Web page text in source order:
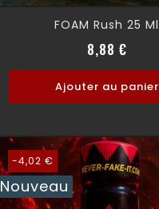
FOAM Rush 25 Ml
8,88 €Prix
Prix
Ajouter au panier
-4,02 €
Nouveau